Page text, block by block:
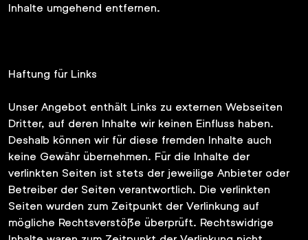
Inhalte umgehend entfernen.
Haftung für Links
Unser Angebot enthält Links zu externen Webseiten
Dritter, auf deren Inhalte wir keinen Einfluss haben.
Deshalb können wir für diese fremden Inhalte auch
keine Gewähr übernehmen. Für die Inhalte der
verlinkten Seiten ist stets der jeweilige Anbieter oder
Betreiber der Seiten verantwortlich. Die verlinkten
Seiten wurden zum Zeitpunkt der Verlinkung auf
mögliche Rechtsverstöße überprüft. Rechtswidrige